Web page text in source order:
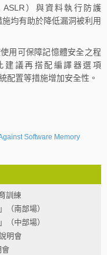
ASLR）與資料執行防護
均有助於降低漏洞被利用
用可保障記憶體安全之程
建議再搭配編譯器選項
配置等措施增加安全性。
Software Memory
訓練
（南部場）
（中部場）
明會
會